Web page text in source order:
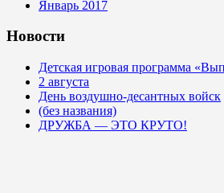
Январь 2017
Новости
Детская игровая программа
2 августа
День воздушно-десантных войск
(без названия)
ДРУЖБА — ЭТО КРУТО!